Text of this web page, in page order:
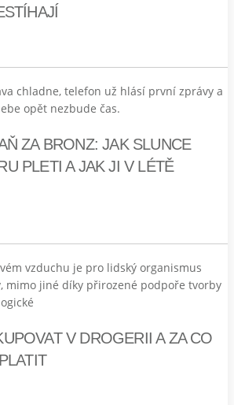
chladne, telefon už hlásí první zprávy a
opět nezbude čas.
ZA BRONZ: JAK SLUNCE
PLETI A JAK JI V LÉTĚ
vzduchu je pro lidský organismus
mimo jiné díky přirozené podpoře tvorby
V DROGERII A ZA CO